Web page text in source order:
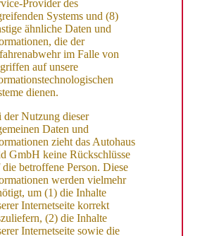
Provider des
Systems und (8)
ähnliche Daten und
die der
im Falle von
auf unsere
dienen.
der Nutzung dieser
Daten und
zieht das Autohaus
GmbH keine Rückschlüsse
die betroffene Person. Diese
werden vielmehr
um (1) die Inhalte
Internetseite korrekt
(2) die Inhalte
Internetseite sowie die